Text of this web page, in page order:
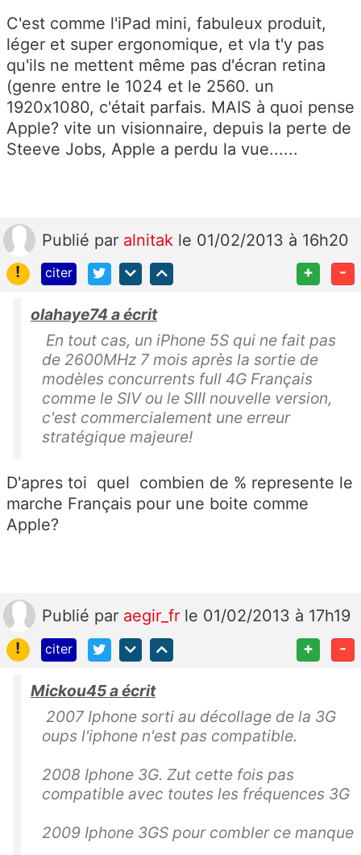
C'est comme l'iPad mini, fabuleux produit,
léger et super ergonomique, et vla t'y pas
qu'ils ne mettent même pas d'écran retina
(genre entre le 1024 et le 2560. un
1920x1080, c'était parfais. MAIS à quoi pense
Apple? vite un visionnaire, depuis la perte de
Steeve Jobs, Apple a perdu la vue......
Publié par alnitak le 01/02/2013 à 16h20
!
citer + -
olahaye74 a écrit
En tout cas, un iPhone 5S qui ne fait pas
de 2600MHz 7 mois après la sortie de
modèles concurrents full 4G Français
comme le SIV ou le SIII nouvelle version,
c'est commercialement une erreur
stratégique majeure!
D'apres toi quel combien de % represente le
marche Français pour une boite comme
Apple?
Publié par aegir_fr le 01/02/2013 à 17h19
!
citer + -
Mickou45 a écrit
2007 Iphone sorti au décollage de la 3G
oups l'iphone n'est pas compatible.
2008 Iphone 3G. Zut cette fois pas
compatible avec toutes les fréquences 3G
2009 Iphone 3GS pour combler ce manque